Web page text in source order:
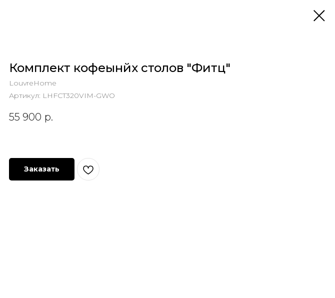
Комплект кофеынйх столов "Фитц"
LouvreHome
Артикул: LHFCT320VIM-GWO
55 900 р.
Заказать